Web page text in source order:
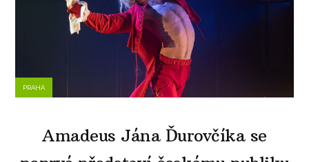
PRAHA
Amadeus Jána Ďurovčíka se